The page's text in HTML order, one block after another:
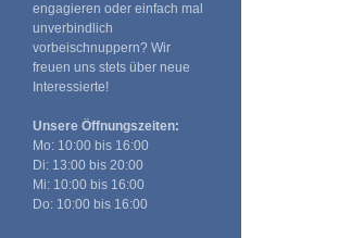
engagieren oder einfach mal
unverbindlich
vorbeischnuppern? Wir
freuen uns stets über neue
Interessierte!
Unsere Öffnungszeiten:
Mo: 10:00 bis 16:00
Di: 13:00 bis 20:00
Mi: 10:00 bis 16:00
Do: 10:00 bis 16:00